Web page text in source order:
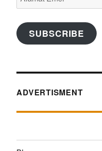
Emel
SUBSCRIBE
ADVERTISMENT